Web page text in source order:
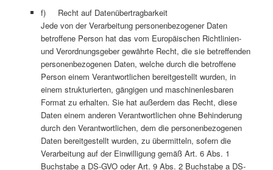
f) Recht auf Datenübertragbarkeit
Jede von der Verarbeitung personenbezogener Daten
betroffene Person hat das vom Europäischen Richtlinien-
und Verordnungsgeber gewährte Recht, die sie betreffenden
personenbezogenen Daten, welche durch die betroffene
Person einem Verantwortlichen bereitgestellt wurden, in
einem strukturierten, gängigen und maschinenlesbaren
Format zu erhalten. Sie hat außerdem das Recht, diese
Daten einem anderen Verantwortlichen ohne Behinderung
durch den Verantwortlichen, dem die personenbezogenen
Daten bereitgestellt wurden, zu übermitteln, sofern die
Verarbeitung auf der Einwilligung gemäß Art. 6 Abs. 1
Buchstabe a DS-GVO oder Art. 9 Abs. 2 Buchstabe a DS-